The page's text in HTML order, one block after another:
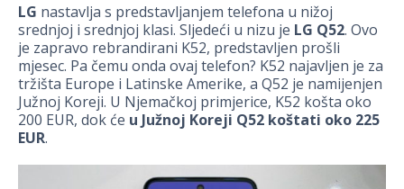
LG nastavlja s predstavljanjem telefona u nižoj
srednjoj i srednjoj klasi. Sljedeći u nizu je LG Q52. Ovo
je zapravo rebrandirani K52, predstavljen prošli
mjesec. Pa čemu onda ovaj telefon? K52 najavljen je za
tržišta Europe i Latinske Amerike, a Q52 je namijenjen
Južnoj Koreji. U Njemačkoj primjerice, K52 košta oko
200 EUR, dok će u Južnoj Koreji Q52 koštati oko 225
EUR.